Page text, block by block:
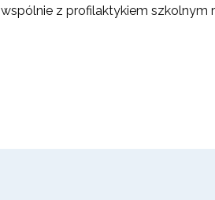
wspólnie z profilaktykiem